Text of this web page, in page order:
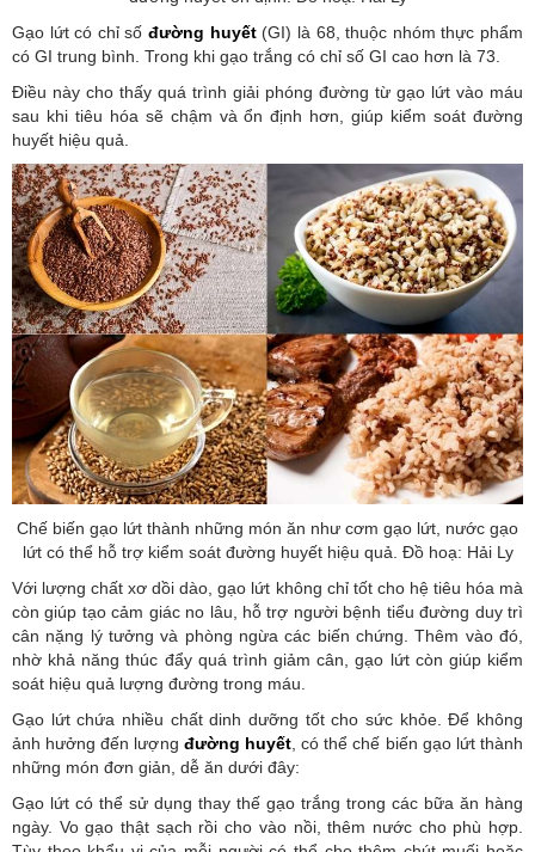
Gạo lứt có chỉ sốđường huyết(GI) là 68, thuộc nhóm thực phẩm
có GI trung bình. Trong khi gạo trắng có chỉ số GI cao hơn là 73.
Điều này cho thấy quá trình giải phóng đường từ gạo lứt vào máu
sau khi tiêu hóa sẽ chậm và ổn định hơn, giúp kiểm soát đường
huyết hiệu quả.
Chế biến gạo lứt thành những món ăn như cơm gạo lứt, nước gạo
lứt có thể hỗ trợ kiểm soát đường huyết hiệu quả. Đồ hoạ: Hải Ly
Với lượng chất xơ dồi dào, gạo lứt không chỉ tốt cho hệ tiêu hóa mà
còn giúp tạo cảm giác no lâu, hỗ trợ người bệnh tiểu đường duy trì
cân nặng lý tưởng và phòng ngừa các biến chứng. Thêm vào đó,
nhờ khả năng thúc đẩy quá trình giảm cân, gạo lứt còn giúp kiểm
soát hiệu quả lượng đường trong máu.
Gạo lứt chứa nhiều chất dinh dưỡng tốt cho sức khỏe. Để không
ảnh hưởng đến lượng đường huyết, có thể chế biến gạo lứt thành
những món đơn giản, dễ ăn dưới đây:
Gạo lứt có thể sử dụng thay thế gạo trắng trong các bữa ăn hàng
ngày. Vo gạo thật sạch rồi cho vào nồi, thêm nước cho phù hợp.